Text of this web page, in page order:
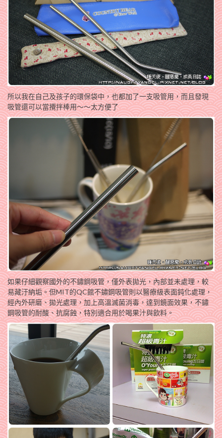
所以我在自己及孩子的環保袋中，也都加了一支吸管用，而且發現
吸管還可以當攪拌棒用～～太方便了
如果仔細觀察國外的不鏽鋼吸管，僅外表拋光，內部並未處理，較
易藏汙納垢。但MIT的QC館不鏽鋼吸管則以醫療級表面鈍化處理，
經內外研磨、拋光處理，加上高溫滅菌消毒，達到鏡面效果，不鏽
鋼吸管的耐酸、抗腐蝕，特別適合用於喝果汁與飲料。